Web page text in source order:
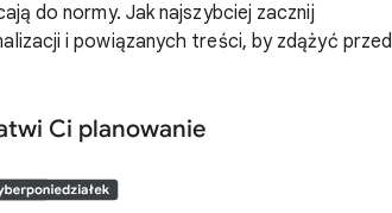
do normy. Jak najszybciej zacznij
i powiązanych treści, by zdążyć przed
Ci planowanie